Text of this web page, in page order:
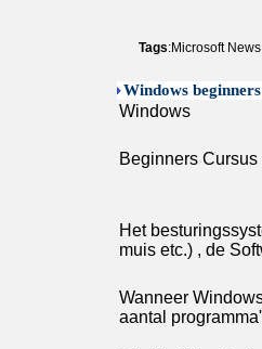
Tags:Microsoft
Windows
Windows
Beginners Cursus
Het
muis etc.) , de
Wanneer
aantal